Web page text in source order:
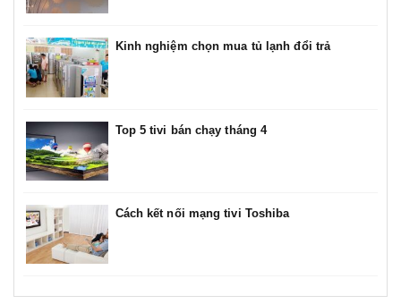
Kinh nghiệm chọn mua tủ lạnh đổi trả
Top 5 tivi bán chạy tháng 4
Cách kết nối mạng tivi Toshiba